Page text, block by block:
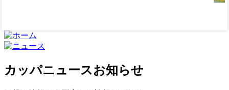
カッパニュースお知らせ